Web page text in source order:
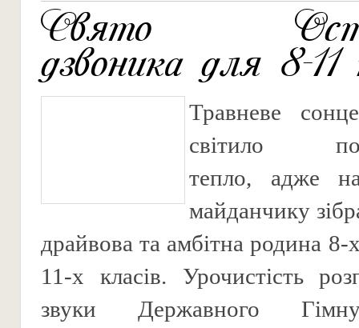
Свято
дзвоника для 8-11
Травневе
світило по-
тепло, адже
майданчику
драйвова та амбітна родина
11-х класів. Урочистість
звуки Державного